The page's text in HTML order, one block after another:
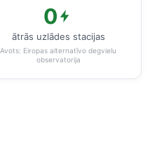
0
ātrās uzlādes stacijas
Avots: Eiropas alternatīvo degvielu
observatorija